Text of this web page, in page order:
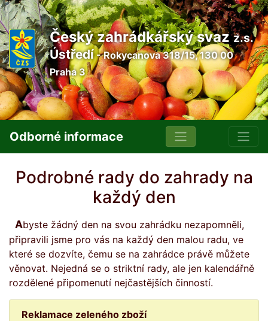
Český zahrádkářský svazz.s.
Ústředí- Rokycanova 318/15, 130 00
Praha 3
Odborné informace
Podrobné rady do zahrady na
každý den
Abyste žádný den na svou zahrádku nezapomněli,
připravili jsme pro vás na každý den malou radu, ve
které se dozvíte, čemu se na zahrádce právě můžete
věnovat. Nejedná se o striktní rady, ale jen kalendářně
rozdělené připomenutí nejčastějších činností.
Reklamace zeleného zboží